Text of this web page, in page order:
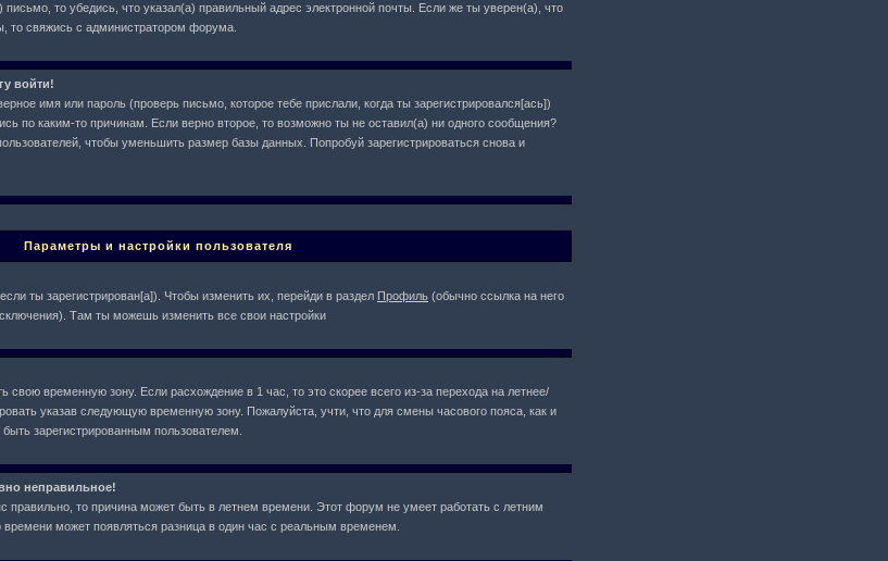
то убедись, что указал(а) правильный адрес электронной почты. Если же ты уверен(а), что
то свяжись с администратором форума.
войти!
имя или пароль (проверь письмо, которое тебе прислали, когда ты зарегистрировался[ась])
по каким-то причинам. Если верно второе, то возможно ты не оставил(а) ни одного сообщения?
чтобы уменьшить размер базы данных. Попробуй зарегистрироваться снова и
Параметры и настройки пользователя
ты зарегистрирован[а]). Чтобы изменить их, перейди в раздел Профиль (обычно ссылка на него
Там ты можешь изменить все свои настройки
свою временную зону. Если расхождение в 1 час, то это скорее всего из-за перехода на летнее/
указав следующую временную зону. Пожалуйста, учти, что для смены часового пояса, как и
зарегистрированным пользователем.
неправильное!
правильно, то причина может быть в летнем времени. Этот форум не умеет работать с летним
времени может появляться разница в один час с реальным временем.